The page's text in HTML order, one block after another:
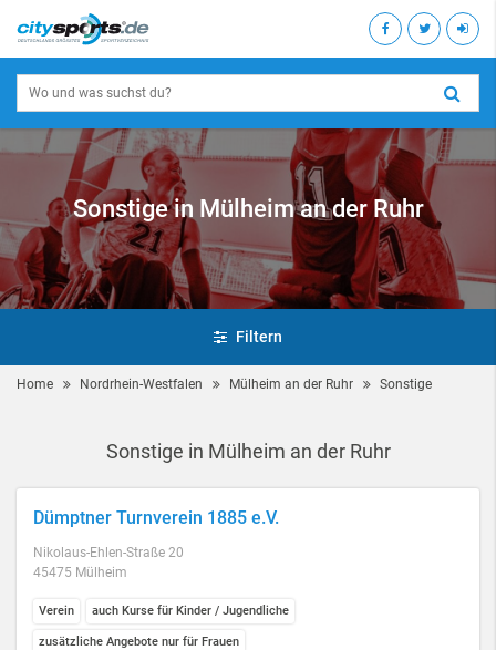
Sonstige in Mülheim an der Ruhr
Filtern
Home Nordrhein-Westfalen Mülheim an der Ruhr Sonstige
Sonstige in Mülheim an der Ruhr
Dümptner Turnverein 1885 e.V.
Nikolaus-Ehlen-Straße 20
45475 Mülheim
Verein auch Kurse für Kinder / Jugendliche
zusätzliche Angebote nur für Frauen